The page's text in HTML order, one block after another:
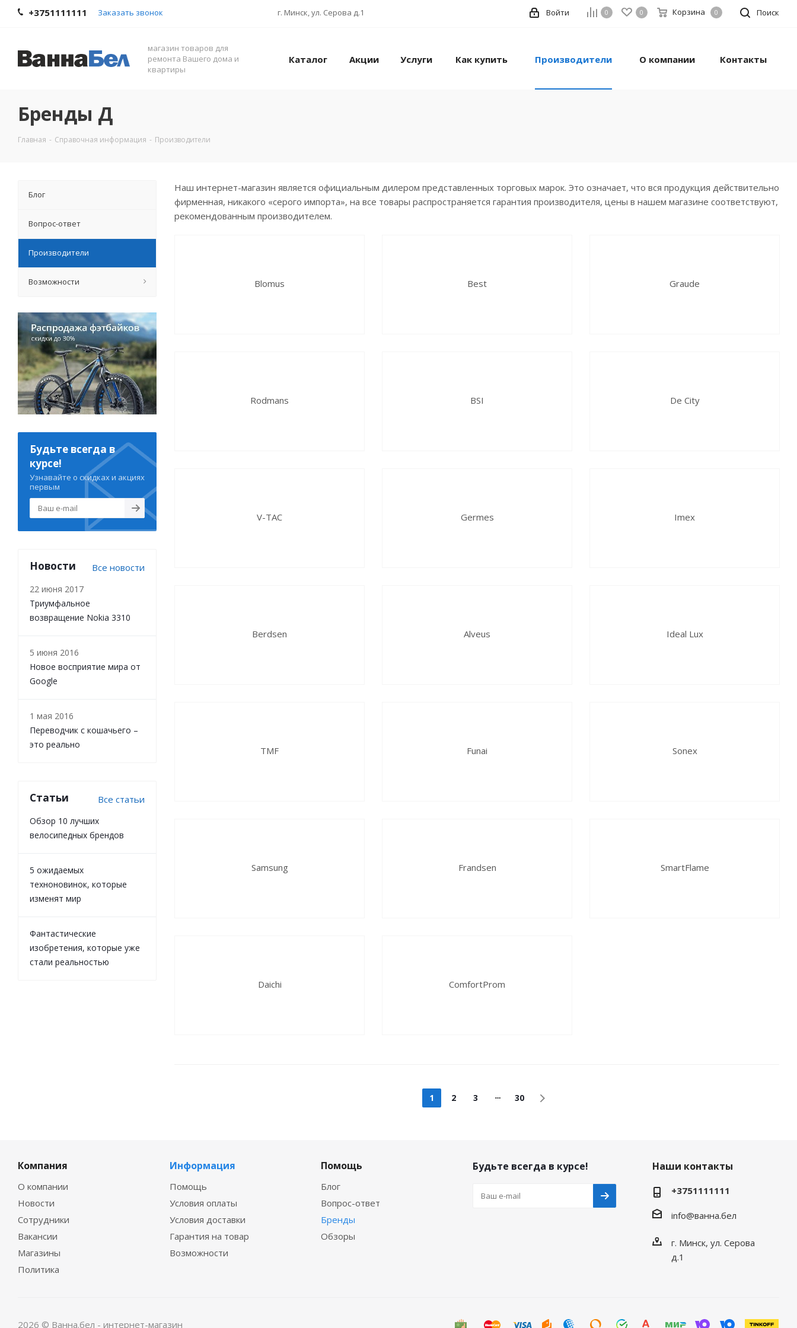
+3751111111 Заказать звонок г. Минск, ул. Серова д.1 Поиск
0 0 Корзина 0
Войти
магазин товаров для
ремонта Вашего дома и
квартиры
Каталог Акции Услуги Как купить Производители О компании Контакты
Бренды Д
Главная - Справочная информация - Производители
Наш интернет-магазин является официальным дилером представленных торговых марок. Это означает, что вся продукция действительно
фирменная, никакого «серого импорта», на все товары распространяется гарантия производителя, цены в нашем магазине соответствуют,
рекомендованным производителем.
Blomus Best Graude
Rodmans BSI De City
V-TAC Germes Imex
Berdsen Alveus Ideal Lux
TMF Funai Sonex
Samsung Frandsen SmartFlame
Daichi ComfortProm
1 2 3 30
Блог
Вопрос-ответ
Производители
Возможности
Будьте всегда в
курсе!
Узнавайте о скидках и акциях
первым
Новости Все новости
22 июня 2017
Триумфальное
возвращение Nokia 3310
5 июня 2016
Новое восприятие мира от
Google
1 мая 2016
Переводчик с кошачьего –
это реально
Статьи Все статьи
Обзор 10 лучших
велосипедных брендов
5 ожидаемых
техноновинок, которые
изменят мир
Фантастические
изобретения, которые уже
стали реальностью
Компания
О компании
Новости
Сотрудники
Вакансии
Магазины
Политика
Информация
Помощь
Условия оплаты
Условия доставки
Гарантия на товар
Возможности
Помощь
Блог
Вопрос-ответ
Бренды
Обзоры
Будьте всегда в курсе! Наши контакты
+3751111111
info@ванна.бел
г. Минск, ул. Серова
д.1
2026 © Ванна.бел - интернет-магазин